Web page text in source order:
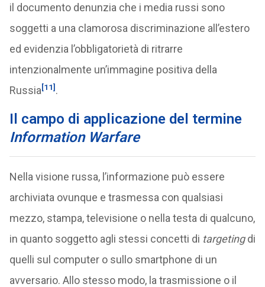
il documento denunzia che i media russi sono
soggetti a una clamorosa discriminazione all’estero
ed evidenzia l’obbligatorietà di ritrarre
intenzionalmente un’immagine positiva della
Russia[11] .
Il campo di applicazione del termine
Information Warfare
Nella visione russa, l’informazione può essere
archiviata ovunque e trasmessa con qualsiasi
mezzo, stampa, televisione o nella testa di qualcuno,
in quanto soggetto agli stessi concetti di targetingdi
quelli sul computer o sullo smartphone di un
avversario. Allo stesso modo, la trasmissione o il